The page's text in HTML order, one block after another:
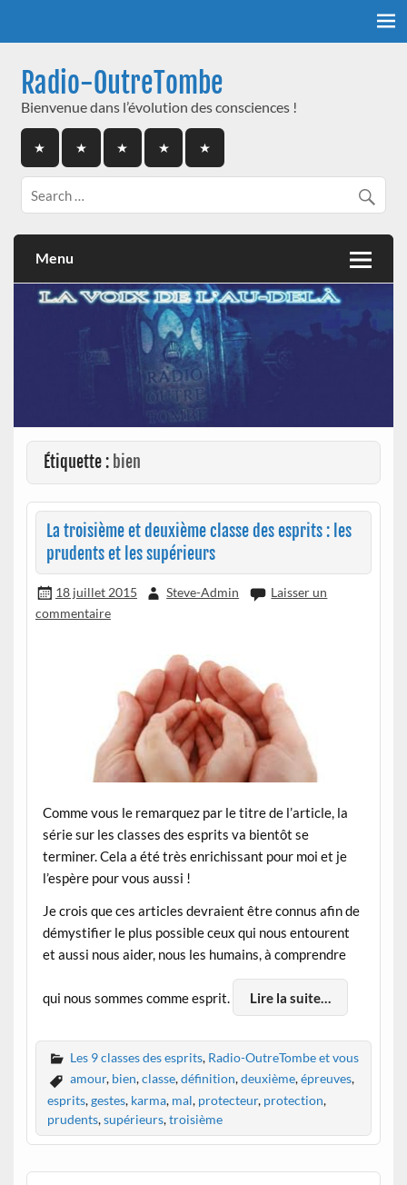
Radio-OutreTombe
Bienvenue dans l’évolution des consciences !
Menu
Étiquette : bien
La troisième et deuxième classe des esprits : les
prudents et les supérieurs
18 juillet 2015 Steve-Admin
Laisser un
commentaire
Comme vous le remarquez par le titre de l’article, la
série sur les classes des esprits va bientôt se
terminer. Cela a été très enrichissant pour moi et je
l’espère pour vous aussi !
Je crois que ces articles devraient être connus afin de
démystifier le plus possible ceux qui nous entourent
et aussi nous aider, nous les humains, à comprendre
qui nous sommes comme esprit. Lire la suite…
Les 9 classes des esprits, Radio-OutreTombe et vous
amour, bien,classe,définition,deuxième,épreuves,
esprits,gestes, karma, mal, protecteur, protection,
prudents,supérieurs,troisième